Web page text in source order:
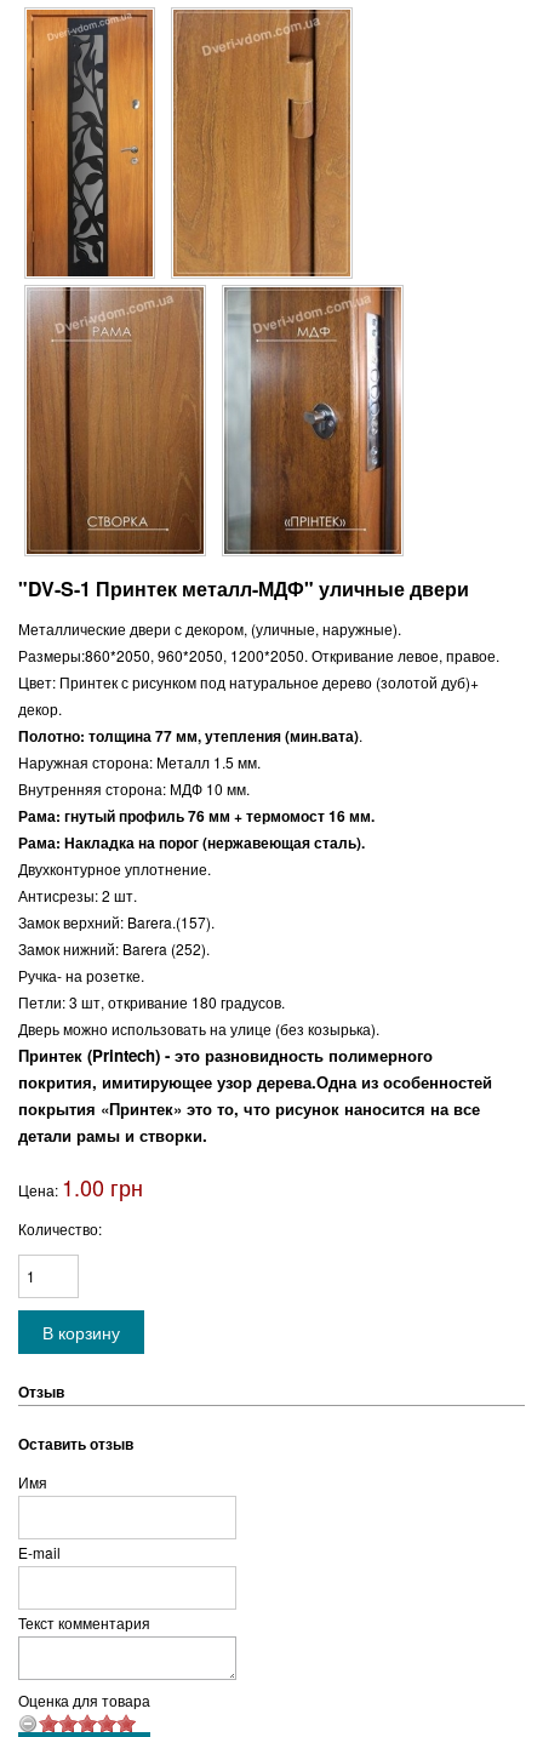
"DV-S-1 Принтек металл-МДФ" уличные двери
Металлические двери с декором, (уличные, наружные).
Размеры:860*2050, 960*2050, 1200*2050. Откривание левое, правое.
Цвет: Принтек с рисунком под натуральное дерево (золотой дуб)+
декор.
Полотно: толщина 77 мм, утепления (мин.вата).
Наружная сторона: Металл 1.5 мм.
Внутренняя сторона: МДФ 10 мм.
Рама: гнутый профиль 76 мм + термомост 16 мм.
Рама: Накладка на порог (нержавеющая сталь).
Двухконтурное уплотнение.
Антисрезы: 2 шт.
Замок верхний: Barera.(157).
Замок нижний: Barera (252).
Ручка- на розетке.
Петли: 3 шт, откривание 180 градусов.
Дверь можно использовать на улице (без козырька).
Принтек (Printech) - это разновидность полимерного
покрития, имитирующее узор дерева.Одна из особенностей
покрытия «Принтек» это то, что рисунок наносится на все
детали рамы и створки.
Цена: 1.00 грн
Количество:
Отзыв
Оставить отзыв
Имя
E-mail
Текст комментария
Оценка для товара